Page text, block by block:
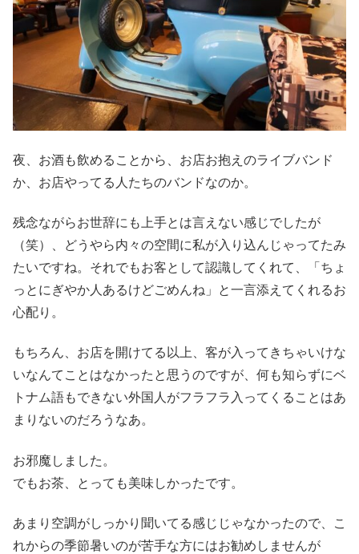
夜、お酒も飲めることから、お店お抱えのライブバンド
か、お店やってる人たちのバンドなのか。
残念ながらお世辞にも上手とは言えない感じでしたが
（笑）、どうやら内々の空間に私が入り込んじゃってたみ
たいですね。それでもお客として認識してくれて、「ちょ
っとにぎやか人あるけどごめんね」と一言添えてくれるお
心配り。
もちろん、お店を開けてる以上、客が入ってきちゃいけな
いなんてことはなかったと思うのですが、何も知らずにベ
トナム語もできない外国人がフラフラ入ってくることはあ
まりないのだろうなあ。
お邪魔しました。
でもお茶、とっても美味しかったです。
あまり空調がしっかり聞いてる感じじゃなかったので、こ
れからの季節暑いのが苦手な方にはお勧めしませんが